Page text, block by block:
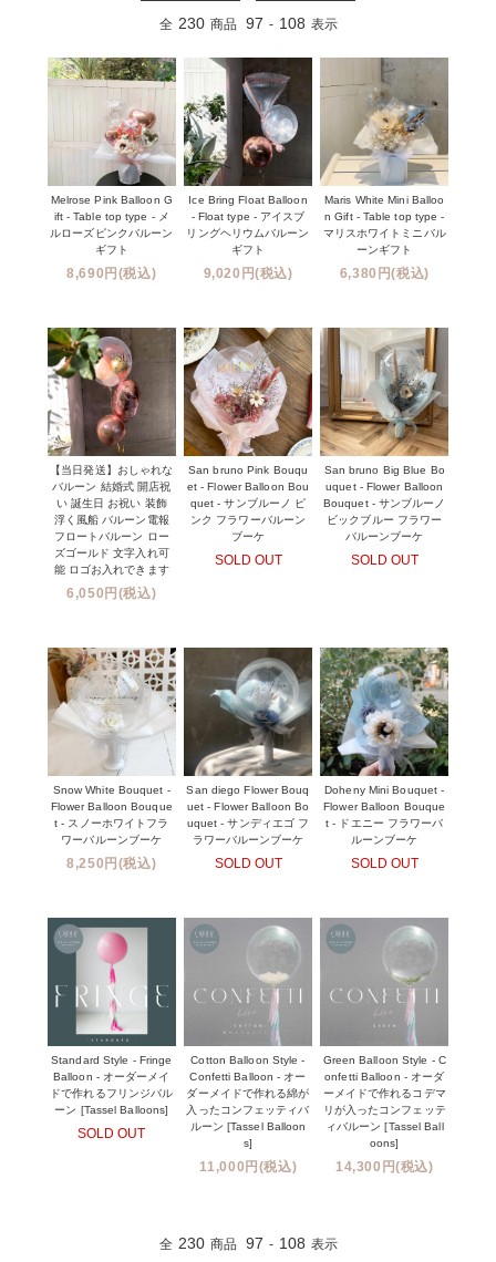
全 230 商品 97 - 108 表示
Melrose Pink Balloon G
ift - Table top type - メ
ルローズピンクバルーン
ギフト
8,690円(税込)
Ice Bring Float Balloon
- Float type - アイスブ
リングヘリウムバルーン
ギフト
9,020円(税込)
Maris White Mini Balloo
n Gift - Table top type -
マリスホワイトミニバル
ーンギフト
6,380円(税込)
【当日発送】おしゃれな
バルーン 結婚式 開店祝
い 誕生日 お祝い 装飾
浮く風船 バルーン電報
フロートバルーン ロー
ズゴールド 文字入れ可
能 ロゴお入れできます
6,050円(税込)
San bruno Pink Bouqu
et - Flower Balloon Bou
quet - サンブルーノ ピ
ンク フラワーバルーン
ブーケ
SOLD OUT
San bruno Big Blue Bo
uquet - Flower Balloon
Bouquet - サンブルーノ
ビックブルー フラワー
バルーンブーケ
SOLD OUT
Snow White Bouquet -
Flower Balloon Bouque
t - スノーホワイトフラ
ワーバルーンブーケ
8,250円(税込)
San diego Flower Bouq
uet - Flower Balloon Bo
uquet - サンディエゴ フ
ラワーバルーンブーケ
SOLD OUT
Doheny Mini Bouquet -
Flower Balloon Bouque
t - ドエニー フラワーバ
ルーンブーケ
SOLD OUT
Standard Style - Fringe
Balloon - オーダーメイ
ドで作れるフリンジバル
ーン [Tassel Balloons]
SOLD OUT
Cotton Balloon Style -
Confetti Balloon - オー
ダーメイドで作れる綿が
入ったコンフェッティバ
ルーン [Tassel Balloon
s]
11,000円(税込)
Green Balloon Style - C
onfetti Balloon - オーダ
ーメイドで作れるコデマ
リが入ったコンフェッテ
ィバルーン [Tassel Ball
oons]
14,300円(税込)
全 230 商品 97 - 108 表示